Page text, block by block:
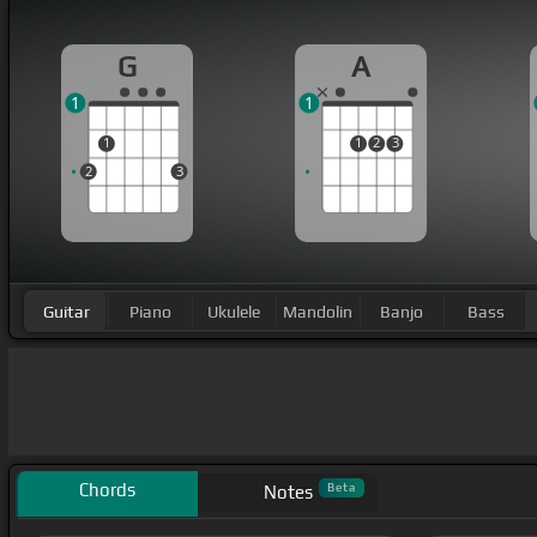
G
2
1
3
1
A
1 2 3
1
Guitar Piano Ukulele Mandolin Banjo Bass
Chords Notes Beta